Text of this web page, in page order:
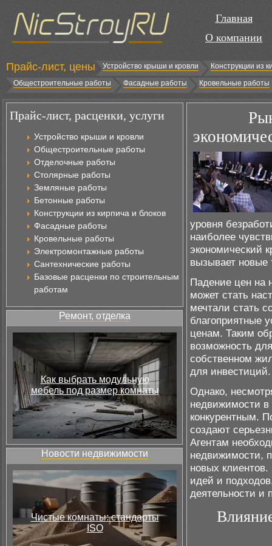
Главная
О компании
Прайс-лист, цены Устройство крыши и кровли
Конструкции из
Общестроительные работы
Фасадные работы Кровельные работы
Прайс-лист, расценки, услуги
Устройство крыши и кровли
Общестроительные работы
Отделочные работы
Столярные работы
Земляные работы
Бетонные работы
Конструкции из кирпича и блоков
Фасадные работы
Кровельные работы
Электромонтажные работы
Сантехнические работы
Базовые расценки по строительным
работам
Ремонт, отделка
Как выбрать модульную
мебель под размер комнаты
Новости недвижимости
Чистые комнаты: стандарты
ISO
уровня
наиболее
экономический
вызывает новые
Падение цен на
может стать
мечтали стать
благоприятные
ценам. Таким
возможность
собственном
для инвестиций.
Однако,
недвижимости в
конкурентным.
создают
Агентам
недвижимости,
новых
идей и
деятельности и